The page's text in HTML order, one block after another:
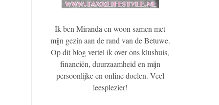
Ik ben Miranda en woon samen met
mijn gezin aan de rand van de Betuwe.
Op dit blog vertel ik over ons klushuis,
financiën, duurzaamheid en mijn
persoonlijke en online doelen. Veel
leesplezier!